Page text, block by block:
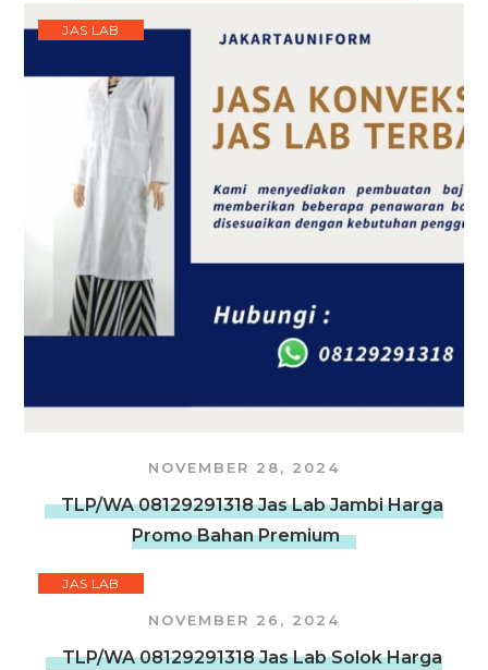
JAS LAB
NOVEMBER 28, 2024
TLP/WA 08129291318 Jas Lab Jambi Harga
Promo Bahan Premium
JAS LAB
NOVEMBER 26, 2024
TLP/WA 08129291318 Jas Lab Solok Harga